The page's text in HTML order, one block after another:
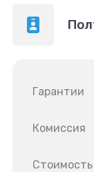
Гарантии
Комиссия
Стоимость